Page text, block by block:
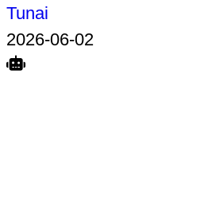
Tunai
2026-06-02